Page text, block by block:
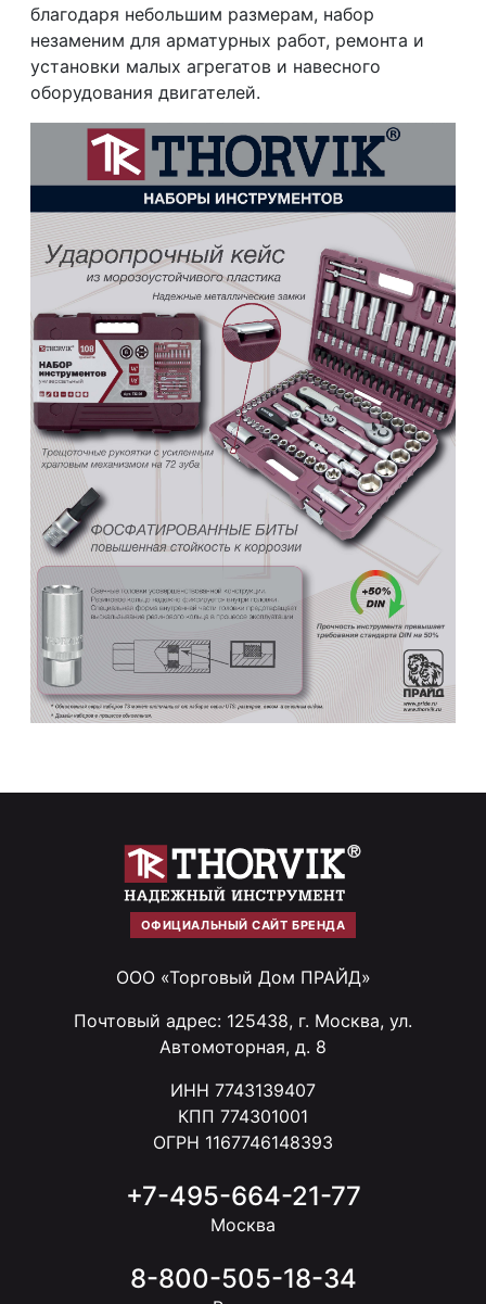
благодаря небольшим размерам, набор
незаменим для арматурных работ, ремонта и
установки малых агрегатов и навесного
оборудования двигателей.
ОФИЦИАЛЬНЫЙ САЙТ БРЕНДА
ООО «Торговый Дом ПРАЙД»
Почтовый адрес: 125438, г. Москва, ул.
Автомоторная, д. 8
ИНН 7743139407
КПП 774301001
ОГРН 1167746148393
+7-495-664-21-77
Москва
8-800-505-18-34